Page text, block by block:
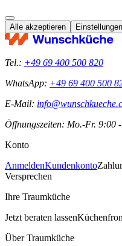
Alle akzeptieren
Tel.: +49 69 400 500 820
WhatsApp: +49 69 400 500
E-Mail:
Öffnungszeiten: Mo.-Fr. 9:00
Konto
AnmeldenKundenkonto
Versprechen
Ihre Traumküche
Jetzt beraten lassen
Über Traumküche